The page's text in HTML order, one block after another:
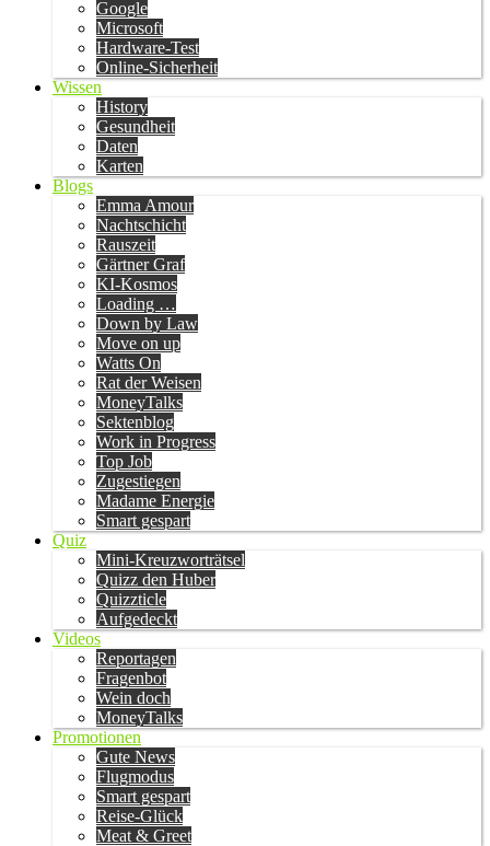
Google
Microsoft
Hardware-Test
Online-Sicherheit
Wissen
History
Gesundheit
Daten
Karten
Blogs
Emma Amour
Nachtschicht
Rauszeit
Gärtner Graf
KI-Kosmos
Loading …
Down by Law
Move on up
Watts On
Rat der Weisen
MoneyTalks
Sektenblog
Work in Progress
Top Job
Zugestiegen
Madame Energie
Smart gespart
Quiz
Mini-Kreuzworträtsel
Quizz den Huber
Quizzticle
Aufgedeckt
Videos
Reportagen
Fragenbot
Wein doch
MoneyTalks
Promotionen
Gute News
Flugmodus
Smart gespart
Reise-Glück
Meat & Greet